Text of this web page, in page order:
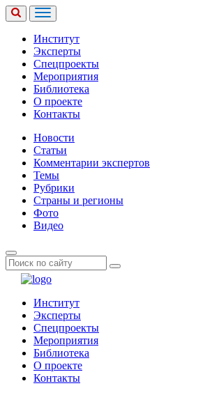
Институт
Эксперты
Спецпроекты
Мероприятия
Библиотека
О проекте
Контакты
Новости
Статьи
Комментарии экспертов
Темы
Рубрики
Страны и регионы
Фото
Видео
Институт
Эксперты
Спецпроекты
Мероприятия
Библиотека
О проекте
Контакты